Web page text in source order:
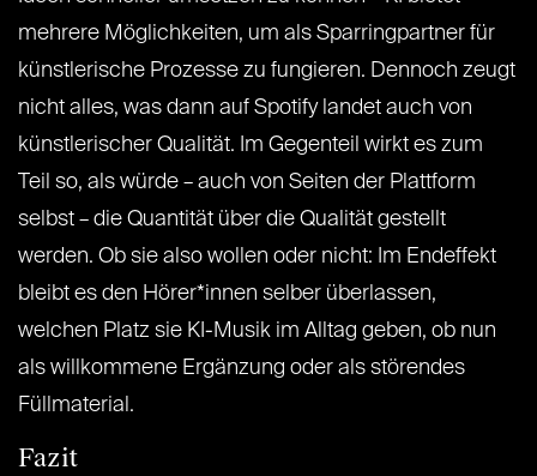
mehrere Möglichkeiten, um als Sparringpartner für
künstlerische Prozesse zu fungieren. Dennoch zeugt
nicht alles, was dann auf Spotify landet auch von
künstlerischer Qualität. Im Gegenteil wirkt es zum
Teil so, als würde – auch von Seiten der Plattform
selbst – die Quantität über die Qualität gestellt
werden. Ob sie also wollen oder nicht: Im Endeffekt
bleibt es den Hörer*innen selber überlassen,
welchen Platz sie KI-Musik im Alltag geben, ob nun
als willkommene Ergänzung oder als störendes
Füllmaterial.
Fazit